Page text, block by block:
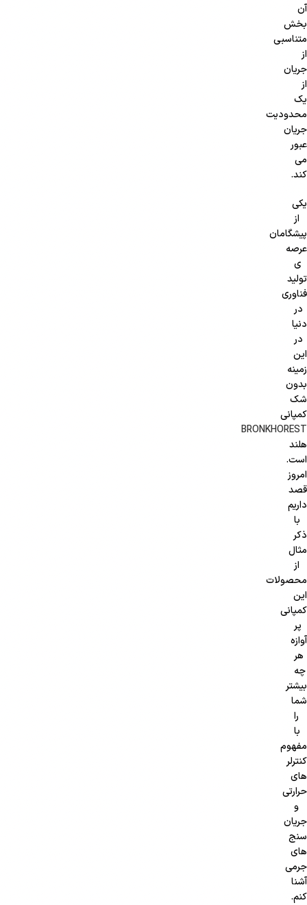
آن
بخش
متناسبی
از
جریان
از
یک
محدودیت
جریان
عبور
می
کند.
یکی
از
پیشگامان
عرصه
ی
تولید
فناوری
در
دنیا
در
این
زمینه
بدون
شک
کمپانی
BRONKHOREST
هلند
است.
امروز
قصد
داریم
با
ذکر
مثال
از
محصولات
این
کمپانی
پر
آوازه
هر
چه
بیشتر
شما
را
با
مفهوم
کنترلر
های
حرارتی
و
جریان
سنج
های
جرمی
آشنا
کنم.